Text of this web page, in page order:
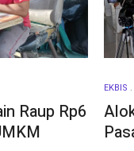
Raup Rp6
EKBIS